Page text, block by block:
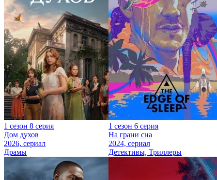
1 сезон 8 серия
Дом духов
2026, сериал
Драмы
1 сезон 6 серия
На грани сна
2024, сериал
Детективы, Триллеры